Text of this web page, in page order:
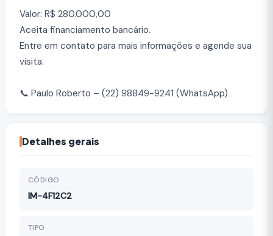
Valor: R$ 280.000,00
Aceita financiamento bancário.
Entre em contato para mais informações e agende sua
visita.
📞 Paulo Roberto – (22) 98849-9241 (WhatsApp)
Detalhes gerais
CÓDIGO
IM-4F12C2
TIPO